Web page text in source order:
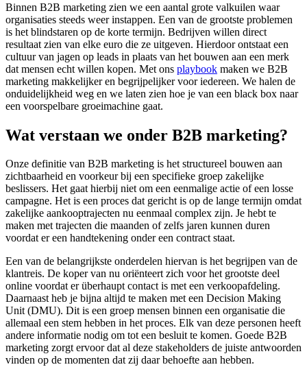
Binnen B2B marketing zien we een aantal grote valkuilen waar
organisaties steeds weer instappen. Een van de grootste problemen
is het blindstaren op de korte termijn. Bedrijven willen direct
resultaat zien van elke euro die ze uitgeven. Hierdoor ontstaat een
cultuur van jagen op leads in plaats van het bouwen aan een merk
dat mensen echt willen kopen. Met ons playbook maken we B2B
marketing makkelijker en begrijpelijker voor iedereen. We halen de
onduidelijkheid weg en we laten zien hoe je van een black box naar
een voorspelbare groeimachine gaat.
Wat verstaan we onder B2B marketing?
Onze definitie van B2B marketing is het structureel bouwen aan
zichtbaarheid en voorkeur bij een specifieke groep zakelijke
beslissers. Het gaat hierbij niet om een eenmalige actie of een losse
campagne. Het is een proces dat gericht is op de lange termijn omdat
zakelijke aankooptrajecten nu eenmaal complex zijn. Je hebt te
maken met trajecten die maanden of zelfs jaren kunnen duren
voordat er een handtekening onder een contract staat.
Een van de belangrijkste onderdelen hiervan is het begrijpen van de
klantreis. De koper van nu oriënteert zich voor het grootste deel
online voordat er überhaupt contact is met een verkoopafdeling.
Daarnaast heb je bijna altijd te maken met een Decision Making
Unit (DMU). Dit is een groep mensen binnen een organisatie die
allemaal een stem hebben in het proces. Elk van deze personen heeft
andere informatie nodig om tot een besluit te komen. Goede B2B
marketing zorgt ervoor dat al deze stakeholders de juiste antwoorden
vinden op de momenten dat zij daar behoefte aan hebben.